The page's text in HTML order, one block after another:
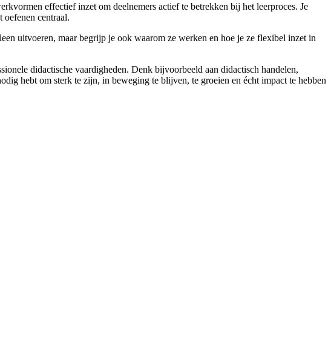
effectief inzet om deelnemers actief te betrekken bij het leerproces. Je
oefenen centraal.
uitvoeren, maar begrijp je ook waarom ze werken en hoe je ze flexibel inzet in
didactische vaardigheden. Denk bijvoorbeeld aan didactisch handelen,
hebt om sterk te zijn, in beweging te blijven, te groeien en écht impact te hebben